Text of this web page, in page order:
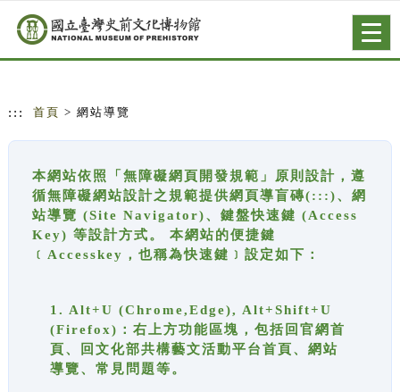
跳到主要內容
網站導覽
::: 首頁 > 網站導覽
本網站依照「無障礙網頁開發規範」原則設計，遵
循無障礙網站設計之規範提供網頁導盲磚(:::)、網
站導覽 (Site Navigator)、鍵盤快速鍵 (Access
Key) 等設計方式。 本網站的便捷鍵
﹝Accesskey，也稱為快速鍵﹞設定如下：
1. Alt+U (Chrome,Edge), Alt+Shift+U
(Firefox)：右上方功能區塊，包括回官網首
頁、回文化部共構藝文活動平台首頁、網站
導覽、常見問題等。